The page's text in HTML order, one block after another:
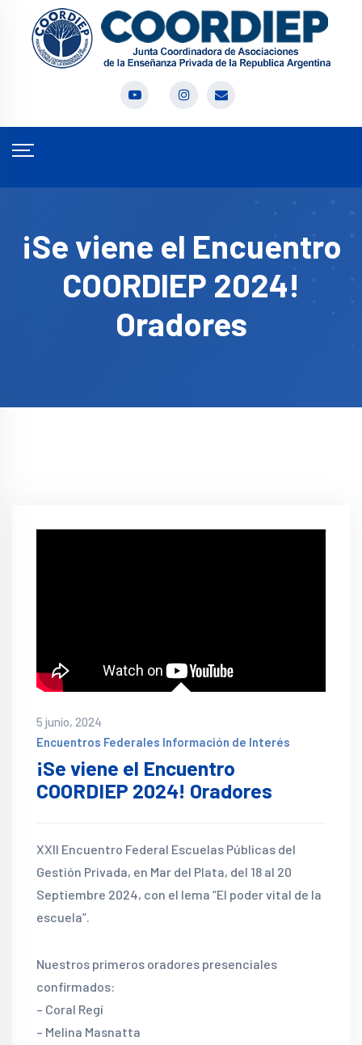
¡Se viene el Encuentro
COORDIEP 2024!
Oradores
5 junio, 2024
Encuentros Federales Información de Interés
¡Se viene el Encuentro
COORDIEP 2024! Oradores
XXII Encuentro Federal Escuelas Públicas del
Gestión Privada, en Mar del Plata, del 18 al 20
Septiembre 2024, con el lema “El poder vital de la
escuela”.
Nuestros primeros oradores presenciales
confirmados:
– Coral Regí
– Melina Masnatta